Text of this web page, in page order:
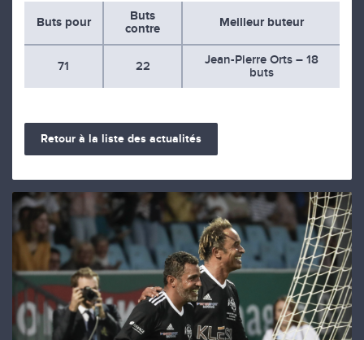
Buts pour
Buts
contre
Meilleur buteur
71 22
Jean-Pierre Orts – 18
buts
Retour à la liste des actualités